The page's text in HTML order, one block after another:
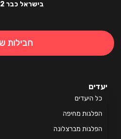
בישראל כבר 12 שנים!
חבילות שייט
היעדים
מחיפה
מברצלונה